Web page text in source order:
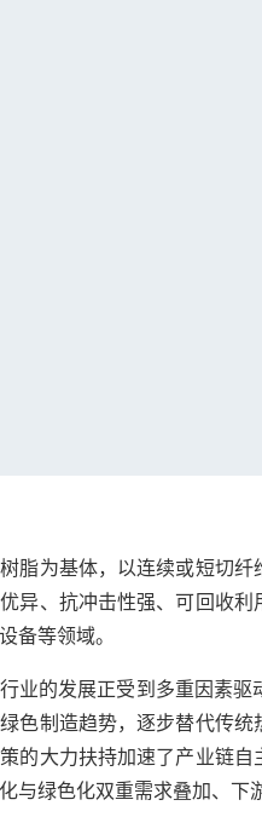
脂为基体，以连续或短切
异、抗冲击性强、可回收
备等领域。
业的发展正受到多重因素
色制造趋势，逐步替代传
的大力扶持加速了产业链
与绿色化双重需求叠加、下